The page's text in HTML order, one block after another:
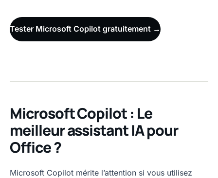
Tester Microsoft Copilot gratuitement →
Microsoft Copilot : Le
meilleur assistant IA pour
Office ?
Microsoft Copilot mérite l’attention si vous utilisez